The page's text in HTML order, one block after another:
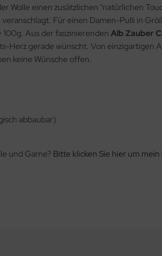
Wolle einen zusätzlichen "natürlichen
Für einen Damen-Pulli in
Aus der faszinierenden Alb Zauber
Herz gerade wünscht. Von einzigartigen
keine Wünsche offen.
abbaubar)
und Garne? Bitte klicken Sie hier um